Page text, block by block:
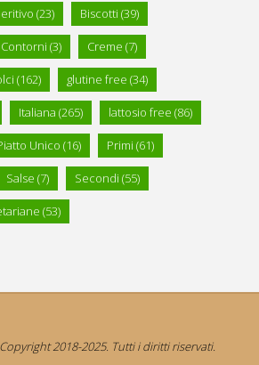
(23) Biscotti (39)
Contorni (3) Creme (7)
(162) glutine free (34)
Italiana (265) lattosio free (86)
Unico (16) Primi (61)
Salse (7) Secondi (55)
(53)
2018-2025. Tutti i diritti riservati.